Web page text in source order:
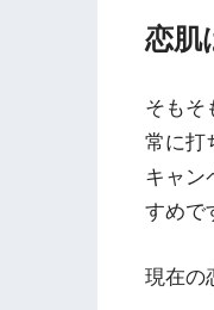
恋肌
そもそ
常に打
キャン
すめで
現在の